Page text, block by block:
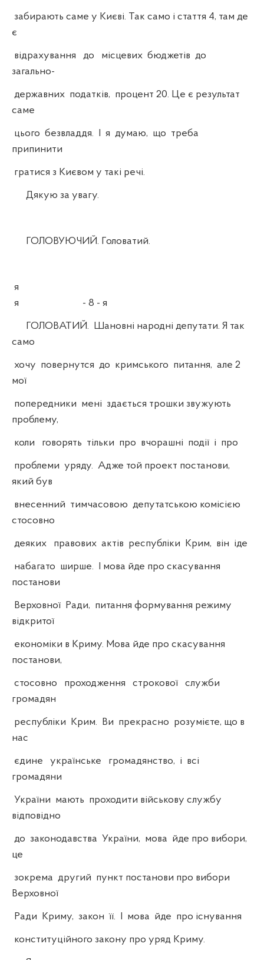
забирають саме у Києві. Так само і стаття 4, там де
є
відрахування до місцевих бюджетів до
загально-
державних податків, процент 20. Це є результат
саме
цього безвладдя. І я думаю, що треба
припинити
гратися з Києвом у такі речі.
Дякую за увагу.
ГОЛОВУЮЧИЙ. Головатий.
я
я - 8 - я
ГОЛОВАТИЙ. Шановні народні депутати. Я так
само
хочу повернутся до кримського питання, але 2
мої
попередники мені здається трошки звужують
проблему,
коли говорять тільки про вчорашні події і про
проблеми уряду. Адже той проект постанови,
який був
внесенний тимчасовою депутатською комісією
стосовно
деяких правових актів республіки Крим, він іде
набагато ширше. І мова йде про скасування
постанови
Верховної Ради, питання формування режиму
відкритої
економіки в Криму. Мова йде про скасування
постанови,
стосовно проходження строкової служби
громадян
республіки Крим. Ви прекрасно розумієте, що в
нас
єдине українське громадянство, і всі
громадяни
України мають проходити військову службу
відповідно
до законодавства України, мова йде про вибори,
це
зокрема другий пункт постанови про вибори
Верховної
Ради Криму, закон її. І мова йде про існування
конституційного закону про уряд Криму.